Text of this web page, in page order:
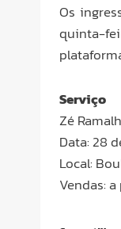
Os
quinta-
Serviço
Zé
Data: 28
Local:
Vendas: